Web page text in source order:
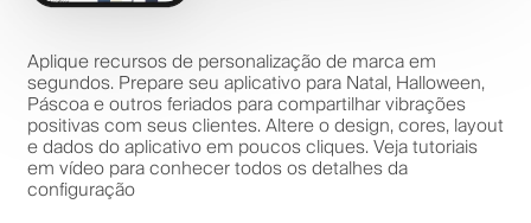
Aplique recursos de personalização de marca em
segundos. Prepare seu aplicativo para Natal, Halloween,
Páscoa e outros feriados para compartilhar vibrações
positivas com seus clientes. Altere o design, cores, layout
e dados do aplicativo em poucos cliques. Veja tutoriais
em vídeo para conhecer todos os detalhes da
configuração